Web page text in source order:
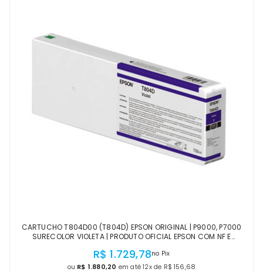
CARTUCHO T804D00 (T804D) EPSON ORIGINAL | P9000, P7000
SURECOLOR VIOLETA | PRODUTO OFICIAL EPSON COM NF E
R$ 1.729,78no Pix
ou R$ 1.880,20 em até 12x de R$ 156,68